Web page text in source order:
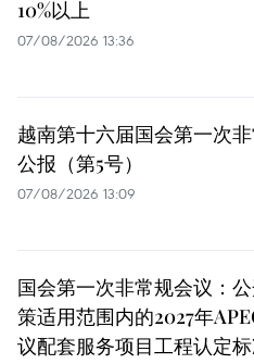
10%以上
07/08/2026 13:36
越南第十六届国会第一次
公报（第5号）
07/08/2026 13:09
国会第一次非常规会议：
策适用范围内的2027年
议配套服务项目工程认定